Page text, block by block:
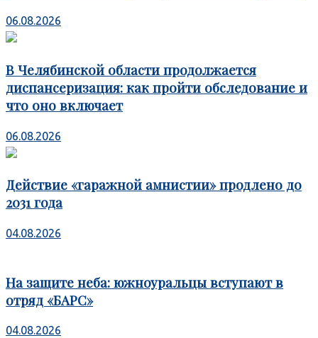
06.08.2026
В Челябинской области продолжается
диспансеризация: как пройти обследование и
что оно включает
06.08.2026
Действие «гаражной амнистии» продлено до
2031 года
04.08.2026
На защите неба: южноуральцы вступают в
отряд «БАРС»
04.08.2026